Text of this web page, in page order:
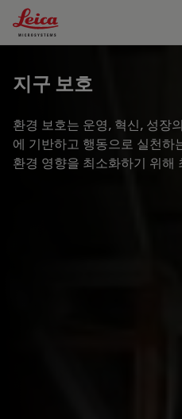
Leica Microsystems Logo
지구 보호
환경 보호는 운영, 혁신, 성장
에 기반하고 행동으로 실천하
환경 영향을 최소화하기 위해